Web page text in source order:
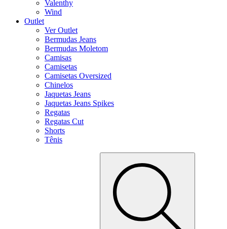
Valenthy
Wind
Outlet
Ver Outlet
Bermudas Jeans
Bermudas Moletom
Camisas
Camisetas
Camisetas Oversized
Chinelos
Jaquetas Jeans
Jaquetas Jeans Spikes
Regatas
Regatas Cut
Shorts
Tênis